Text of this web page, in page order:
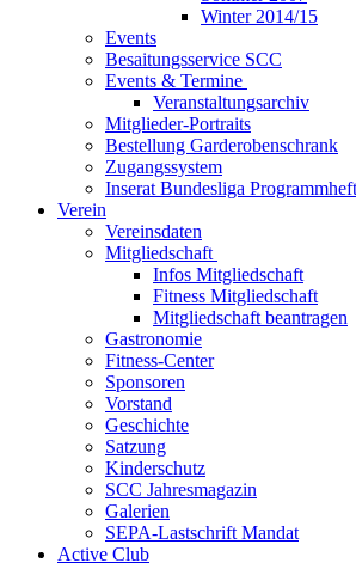
Winter 2014/15
Events
Besaitungsservice SCC
Events & Termine
Veranstaltungsarchiv
Mitglieder-Portraits
Bestellung Garderobenschrank
Zugangssystem
Inserat Bundesliga Programmheft
Verein
Vereinsdaten
Mitgliedschaft
Infos Mitgliedschaft
Fitness Mitgliedschaft
Mitgliedschaft beantragen
Gastronomie
Fitness-Center
Sponsoren
Vorstand
Geschichte
Satzung
Kinderschutz
SCC Jahresmagazin
Galerien
SEPA-Lastschrift Mandat
Active Club